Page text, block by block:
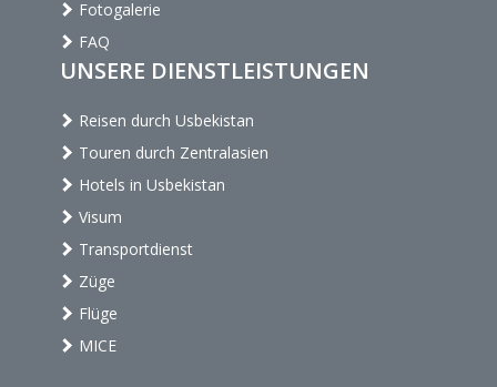
Fotogalerie
FAQ
UNSERE DIENSTLEISTUNGEN
Reisen durch Usbekistan
Touren durch Zentralasien
Hotels in Usbekistan
Visum
Transportdienst
Züge
Flüge
MICE